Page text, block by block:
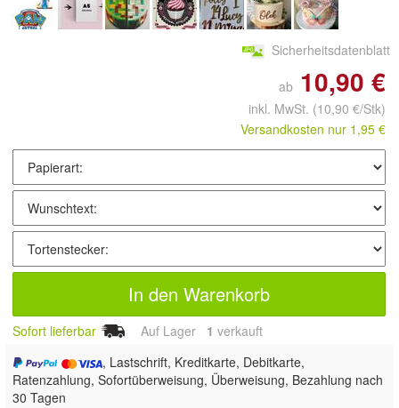
Sicherheitsdatenblatt
ab 10,90 €
inkl. MwSt. (10,90 €/Stk)
Versandkosten nur 1,95 €
In den Warenkorb
Sofort lieferbar Auf Lager 1 verkauft
, Lastschrift, Kreditkarte, Debitkarte,
Ratenzahlung, Sofortüberweisung, Überweisung, Bezahlung nach
30 Tagen